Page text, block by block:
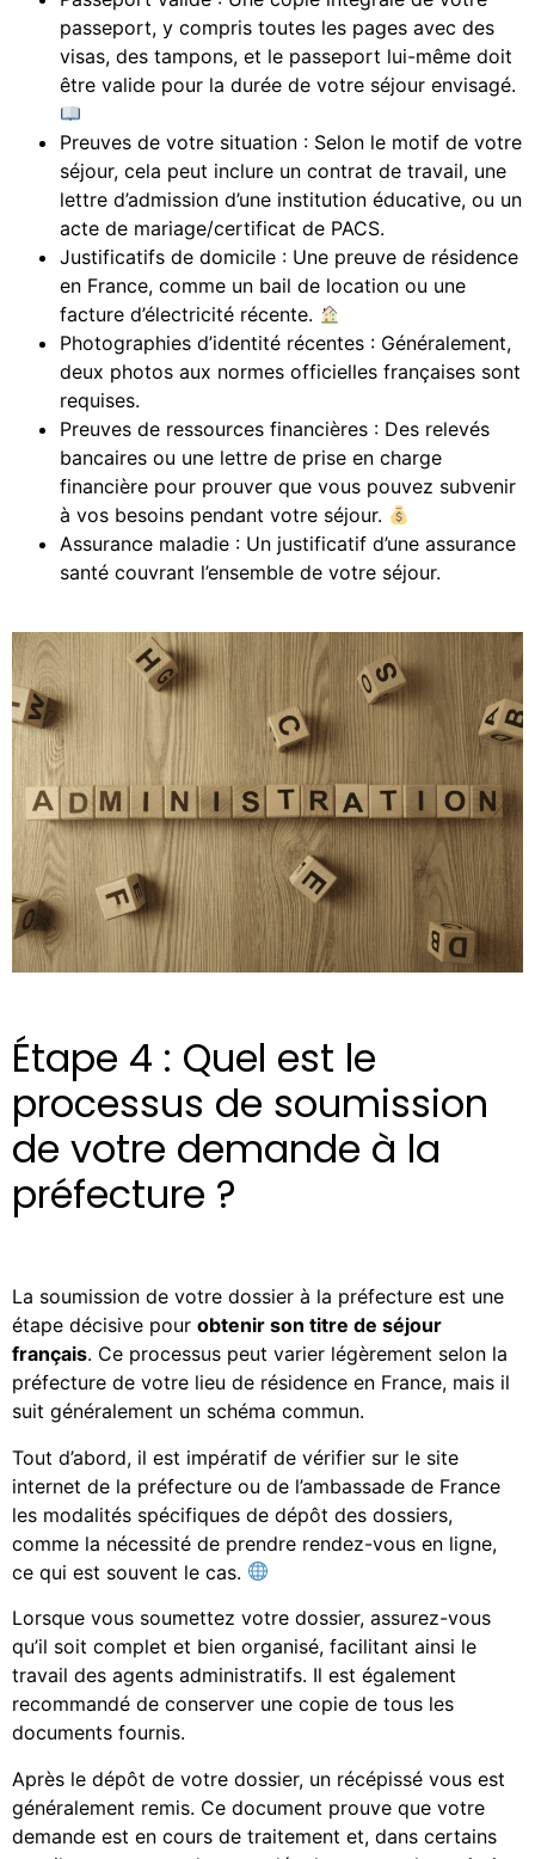
passeport, y compris toutes les pages avec des
visas, des tampons, et le passeport lui-même doit
être valide pour la durée de votre séjour envisagé.
Preuves de votre situation : Selon le motif de votre
séjour, cela peut inclure un contrat de travail, une
lettre d’admission d’une institution éducative, ou un
acte de mariage/certificat de PACS.
Justificatifs de domicile : Une preuve de résidence
en France, comme un bail de location ou une
facture d’électricité récente.
Photographies d’identité récentes : Généralement,
deux photos aux normes officielles françaises sont
requises.
Preuves de ressources financières : Des relevés
bancaires ou une lettre de prise en charge
financière pour prouver que vous pouvez subvenir
à vos besoins pendant votre séjour.
Assurance maladie : Un justificatif d’une assurance
santé couvrant l’ensemble de votre séjour.
Étape 4 : Quel est le
processus de soumission
de votre demande à la
préfecture ?
La soumission de votre dossier à la préfecture est une
étape décisive pour obtenir son titre de séjour
français. Ce processus peut varier légèrement selon la
préfecture de votre lieu de résidence en France, mais il
suit généralement un schéma commun.
Tout d’abord, il est impératif de vérifier sur le site
internet de la préfecture ou de l’ambassade de France
les modalités spécifiques de dépôt des dossiers,
comme la nécessité de prendre rendez-vous en ligne,
ce qui est souvent le cas.
Lorsque vous soumettez votre dossier, assurez-vous
qu’il soit complet et bien organisé, facilitant ainsi le
travail des agents administratifs. Il est également
recommandé de conserver une copie de tous les
documents fournis.
Après le dépôt de votre dossier, un récépissé vous est
généralement remis. Ce document prouve que votre
demande est en cours de traitement et, dans certains